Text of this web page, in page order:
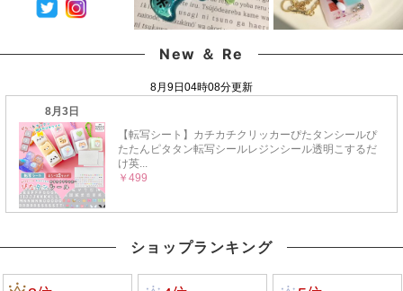
New ＆ Re
ショップランキング